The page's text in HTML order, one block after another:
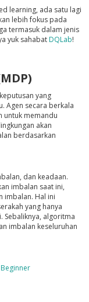
learning, ada satu lagi
lebih fokus pada
termasuk dalam jenis
yuk sahabat DQLab!
yang
Agen secara berkala
untuk memandu
akan
berdasarkan
dan keadaan.
imbalan saat ini,
imbalan. Hal ini
yang hanya
Sebaliknya, algoritma
imbalan keseluruhan